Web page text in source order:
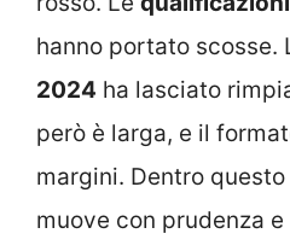
hanno portato scosse.
2024 ha lasciato
però è larga, e il
margini. Dentro questo
muove con prudenza